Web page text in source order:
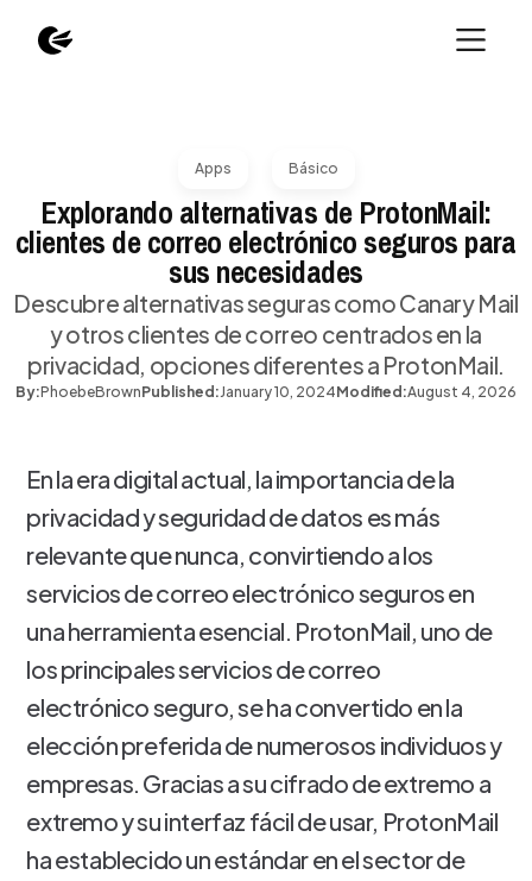
Apps Básico
Explorando alternativas de ProtonMail:
clientes de correo electrónico seguros para
sus necesidades
Descubre alternativas seguras como Canary Mail
y otros clientes de correo centrados en la
privacidad, opciones diferentes a ProtonMail.
By:PhoebeBrownPublished:January 10, 2024Modified:August 4, 2026
En la era digital actual, la importancia de la
privacidad y seguridad de datos es más
relevante que nunca, convirtiendo a los
servicios de correo electrónico seguros en
una herramienta esencial. ProtonMail, uno de
los principales servicios de correo
electrónico seguro, se ha convertido en la
elección preferida de numerosos individuos y
empresas. Gracias a su cifrado de extremo a
extremo y su interfaz fácil de usar, ProtonMail
ha establecido un estándar en el sector de